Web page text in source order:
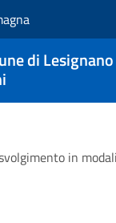
di
in